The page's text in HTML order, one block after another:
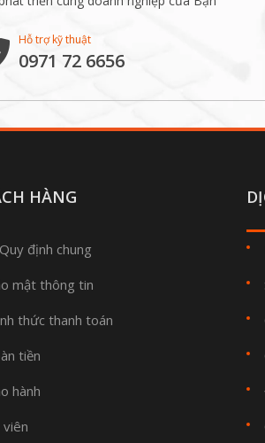
Hỗ trợ kỹ thuật
0971 72 6656
HÀNG
định chung
mật thông tin
thức thanh toán
tiền
hành
viên